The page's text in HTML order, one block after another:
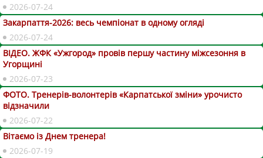
2026-07-24
Закарпаття-2026: весь чемпіонат в одному огляді
2026-07-24
ВІДЕО. ЖФК «Ужгород» провів першу частину міжсезоння в
Угорщині
2026-07-23
ФОТО. Тренерів-волонтерів «Карпатської зміни» урочисто
відзначили
2026-07-22
Вітаємо із Днем тренера!
2026-07-19